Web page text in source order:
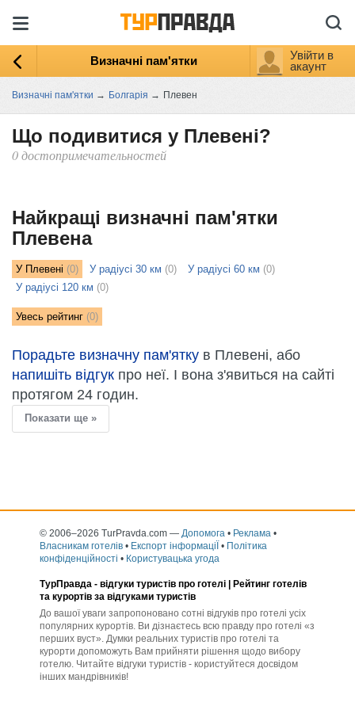
Визначні пам'ятки
Увійти в
акаунт
Визначні пам'ятки → Болгарія → Плевен
Що подивитися у Плевені?
0 достопримечательностей
Найкращі визначні пам'ятки
Плевена
У Плевені (0) У радіусі 30 км (0) У радіусі 60 км (0)
У радіусі 120 км (0)
Увесь рейтинг (0)
Порадьте визначну пам'ятку в Плевені, або
напишіть відгук про неї. І вона з'явиться на сайті
протягом 24 годин.
Показати ще »
© 2006–2026 TurPravda.com — Допомога • Реклама •
Власникам готелів • Експорт інформаціЇ • Політика
конфіденційності • Користувацька угода
ТурПравда - відгуки туристів про готелі | Рейтинг готелів
та курортів за відгуками туристів
До вашої уваги запропоновано сотні відгуків про готелі усіх
популярних курортів. Ви дізнаєтесь всю правду про готелі «з
перших вуст». Думки реальних туристів про готелі та
курорти допоможуть Вам прийняти рішення щодо вибору
готелю. Читайте відгуки туристів - користуйтеся досвідом
інших мандрівників!